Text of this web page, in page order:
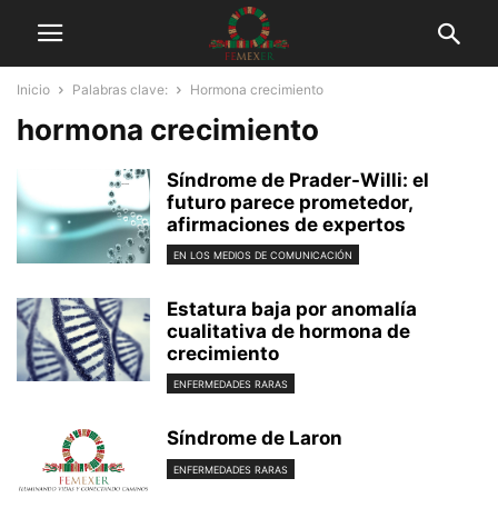
Inicio Palabras clave: Hormona crecimiento
hormona crecimiento
Síndrome de Prader-Willi: el
futuro parece prometedor,
afirmaciones de expertos
EN LOS MEDIOS DE COMUNICACIÓN
Estatura baja por anomalía
cualitativa de hormona de
crecimiento
ENFERMEDADES RARAS
Síndrome de Laron
ENFERMEDADES RARAS